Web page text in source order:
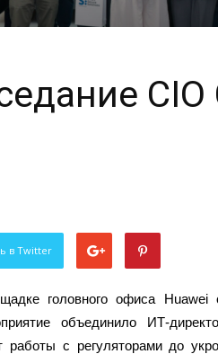
CIO
в Twitter
головного офиса Huawei
объединило ИТ-
с регуляторами до